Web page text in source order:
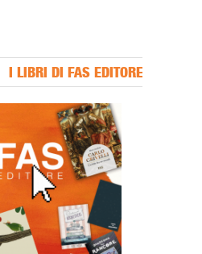
I LIBRI DI FAS EDITORE